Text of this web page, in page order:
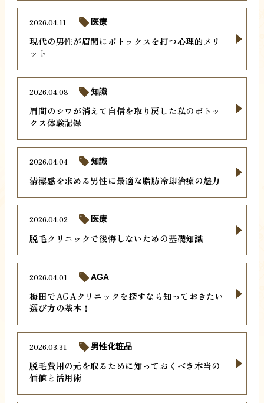
現代の男性が眉間にボトックスを打つ心理的メリ
ット
2026.04.11 医療
眉間のシワが消えて自信を取り戻した私のボトッ
クス体験記録
2026.04.08 知識
清潔感を求める男性に最適な脂肪冷却治療の魅力
2026.04.04 知識
脱毛クリニックで後悔しないための基礎知識
2026.04.02 医療
梅田でAGAクリニックを探すなら知っておきたい
選び方の基本！
2026.04.01 AGA
脱毛費用の元を取るために知っておくべき本当の
価値と活用術
2026.03.31 男性化粧品